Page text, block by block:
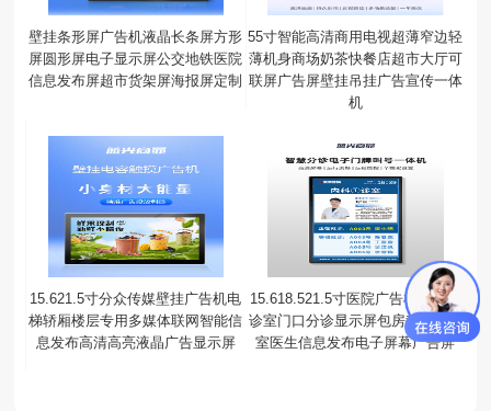
壁挂条形屏广告机液晶长条屏方形
屏圆形屏电子显示屏公交地铁医院
信息发布屏超市货架屏海报屏定制
55寸智能高清商用电视超薄窄边轻
薄机身商场奶茶快餐店超市大厅可
联屏广告屏壁挂吊挂广告宣传一体
机
15.621.5寸分众传媒壁挂广告机电
梯轿厢楼层专用多媒体联网智能信
息发布高清高亮液晶广告显示屏
15.618.521.5寸医院广告机分诊屏
诊室门口分诊显示屏包房科室办公
室医生信息发布电子屏幕广告屏